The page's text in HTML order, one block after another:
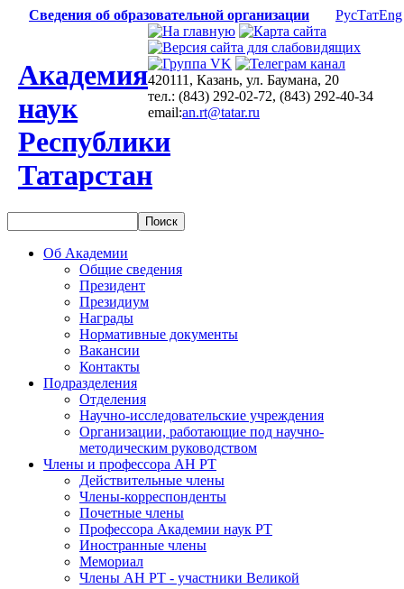
Сведения об образовательной организации РусТатEng
Академия
наук
Республики
Татарстан
420111, Казань, ул. Баумана, 20
тел.: (843) 292-02-72, (843) 292-40-34
email:an.rt@tatar.ru
Об Академии
Общие сведения
Президент
Президиум
Награды
Нормативные документы
Вакансии
Контакты
Подразделения
Отделения
Научно-исследовательские учреждения
Организации, работающие под научно-
методическим руководством
Члены и профессора АН РТ
Действительные члены
Члены-корреспонденты
Почетные члены
Профессора Академии наук РТ
Иностранные члены
Мемориал
Члены АН РТ - участники Великой